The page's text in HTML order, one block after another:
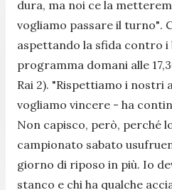
dura, ma noi ce la
vogliamo passare il turno".
aspettando la sfida contro i
programma domani alle
Rai 2). "Rispettiamo i nostri
vogliamo vincere - ha
Non capisco, però, perché
campionato sabato
giorno di riposo in più. Io
stanco e chi ha qualche